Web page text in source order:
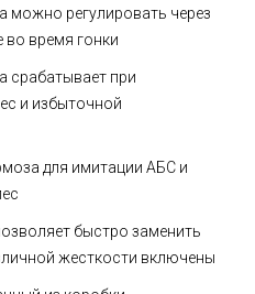
можно регулировать через
время гонки
срабатывает при
и избыточной
для имитации АБС и
быстро заменить
жесткости включены